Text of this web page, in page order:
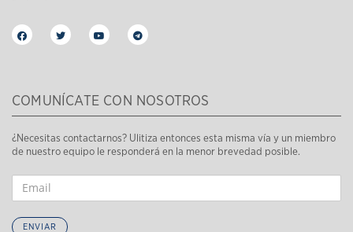
COMUNÍCATE CON NOSOTROS
¿Necesitas contactarnos? Ulitiza entonces esta misma vía y un miembro
de nuestro equipo le responderá en la menor brevedad posible.
ENVIAR